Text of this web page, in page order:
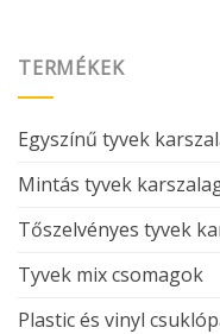
TERMÉKEK
Egyszínű tyvek
Mintás tyvek
Tőszelvényes tyvek
Tyvek mix csomagok
Plastic és vinyl